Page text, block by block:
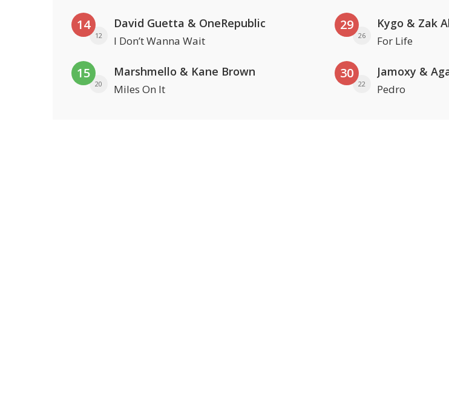
14
12
David Guetta & OneRepublic
I Don’t Wanna Wait
15
20
Marshmello & Kane Brown
Miles On It
29
26
Kygo & Zak
For Life
30
22 Pedro